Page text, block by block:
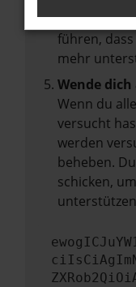
führen,
mehr
Wende
Wenn du
versucht
werden
beheben.
schicken,